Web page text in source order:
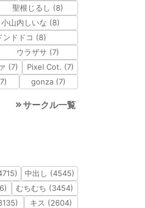
聖根じるし (8)
小山内しいな (8)
ンドドコ (8)
ウラザサ (7)
(7)
Pixel Cot. (7)
gonza (7)
サークル一覧
中出し (4545)
むちむち (3454)
キス (2604)